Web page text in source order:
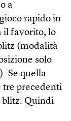
a
rapido in
il favorito, lo
(modalità
solo
Se quella
tre precedenti
blitz. Quindi